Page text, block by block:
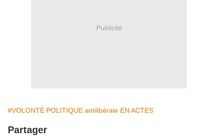
Publicité
#VOLONTÉ POLITIQUE antilibérale EN ACTES
Partager